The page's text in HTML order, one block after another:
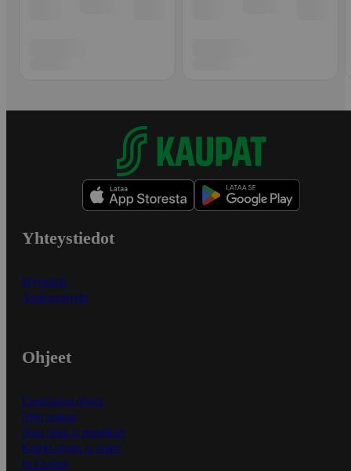
Yhteystiedot
Myymälät
Asiakaspalvelu
Ohjeet
Ensitilaajan ohjeet
Näin maksat
Näin tilaat ja muokkaat
Kaikki ohjeet ja vinkit
In English